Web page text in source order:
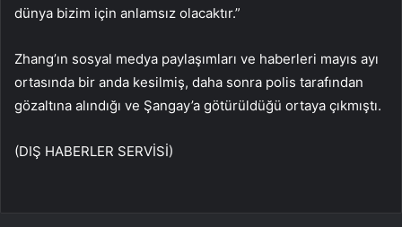
dünya bizim için anlamsız olacaktır.”
Zhang’ın sosyal medya paylaşımları ve haberleri mayıs ayı
ortasında bir anda kesilmiş, daha sonra polis tarafından
gözaltına alındığı ve Şangay’a götürüldüğü ortaya çıkmıştı.
(DIŞ HABERLER SERVİSİ)